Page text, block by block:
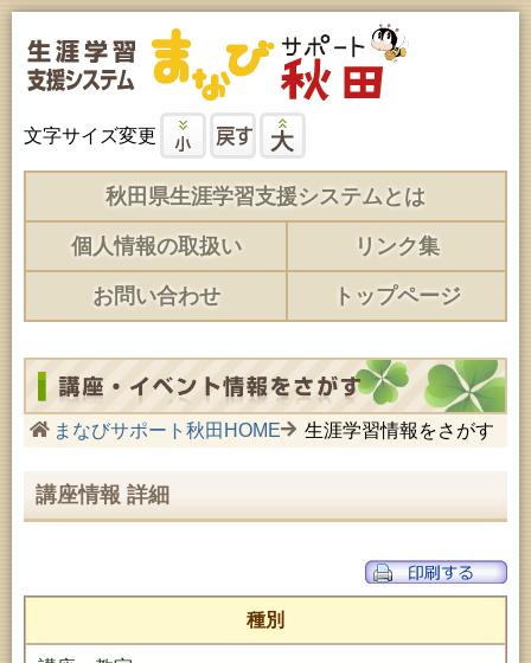
文字サイズ変更
秋田県生涯学習支援システムとは
個人情報の取扱い リンク集
お問い合わせ トップページ
まなびサポート秋田HOME 生涯学習情報をさがす
講座情報 詳細
種別